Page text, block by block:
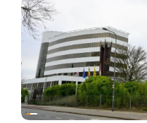
Binnenland politiek